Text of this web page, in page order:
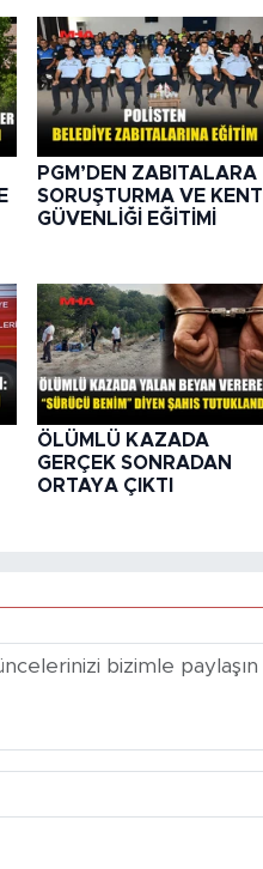
PGM’DEN ZABITALARA
SORUŞTURMA VE KENT
GÜVENLİĞİ EĞİTİMİ
ÖLÜMLÜ KAZADA
GERÇEK SONRADAN
ORTAYA ÇIKTI